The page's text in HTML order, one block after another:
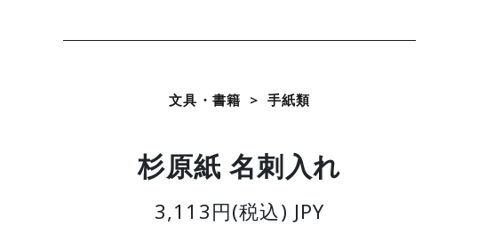
文具・書籍 手紙類
杉原紙 名刺入れ
3,113円(税込) JPY